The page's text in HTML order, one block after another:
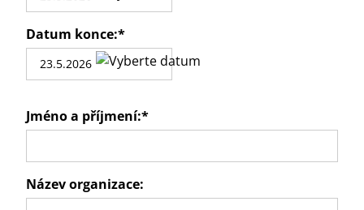
Datum konce:*
Jméno a příjmení:*
Název organizace: